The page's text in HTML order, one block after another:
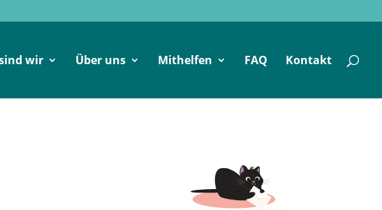
wir Über uns Mithelfen FAQ Kontakt